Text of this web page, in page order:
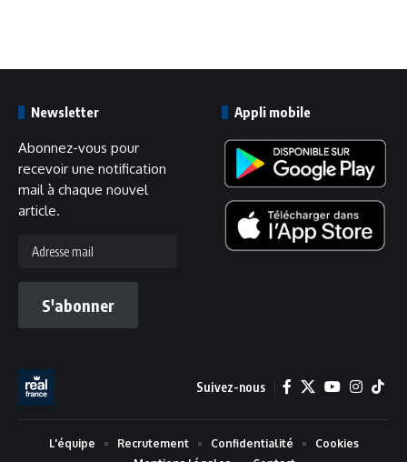
Newsletter
Abonnez-vous pour
recevoir une notification
mail à chaque nouvel
article.
mail
S'abonner
Appli mobile
Suivez-nous
L'équipe Recrutement Confidentialité
Cookies